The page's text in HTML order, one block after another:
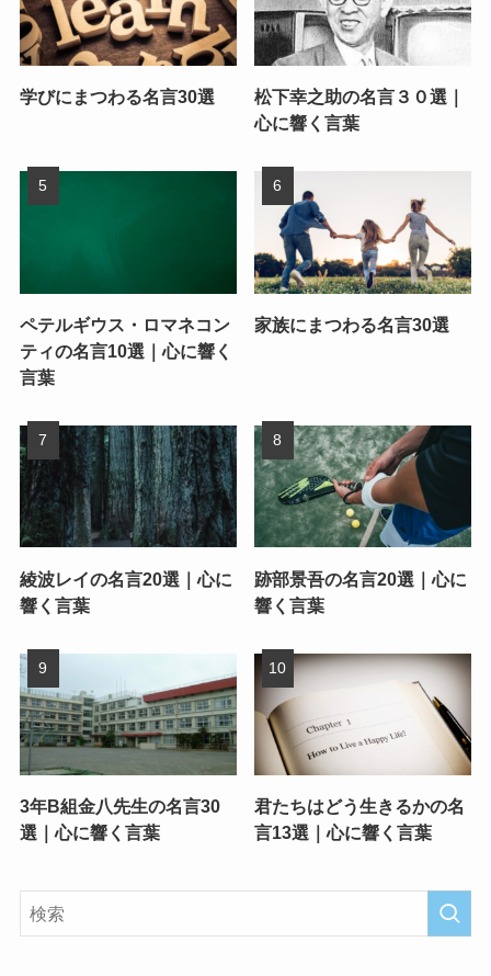
学びにまつわる名言30選
松下幸之助の名言３０選｜
心に響く言葉
ペテルギウス・ロマネコン
ティの名言10選｜心に響く
言葉
家族にまつわる名言30選
綾波レイの名言20選｜心に
響く言葉
跡部景吾の名言20選｜心に
響く言葉
3年B組金八先生の名言30
選｜心に響く言葉
君たちはどう生きるかの名
言13選｜心に響く言葉